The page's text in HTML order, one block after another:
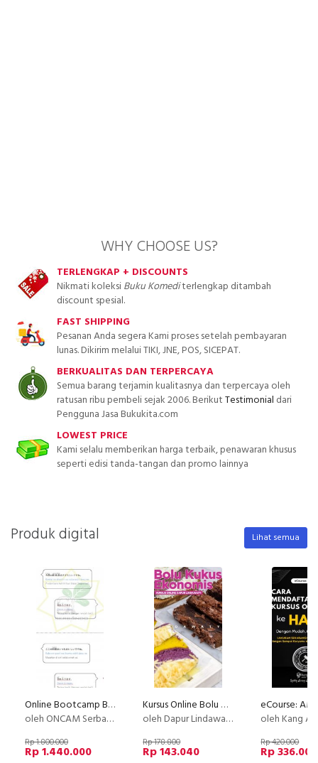
WHY CHOOSE US?
TERLENGKAP + DISCOUNTS
Nikmati koleksiBuku Komediterlengkap ditambah
discount spesial.
FAST SHIPPING
Pesanan Anda segera Kami proses setelah pembayaran
lunas. Dikirim melalui TIKI, JNE, POS, SICEPAT.
BERKUALITAS DAN TERPERCAYA
Semua barang terjamin kualitasnya dan terpercaya oleh
ratusan ribu pembeli sejak 2006. BerikutTestimonial dari
Pengguna Jasa Bukukita.com
LOWEST PRICE
Kami selalu memberikan harga terbaik, penawaran khusus
seperti edisi tanda-tangan dan promo lainnya
Produk digital Lihat semua
Online Bootcamp Bahasa Jepang untuk Karir di Jepang
oleh ONCAM Serbaindo
Rp 1.800.000
Rp 1.440.000
Kursus Online Bolu Kukus Ekonomis Dapur Lindawaty PU
oleh Dapur Lindawaty
Rp 178.800
Rp 143.040
oleh Kang
Rp 420.000
Rp 336.000